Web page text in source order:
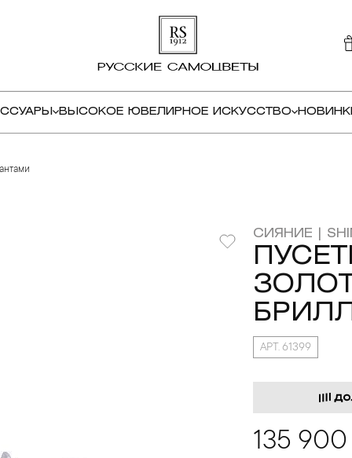
ВЫСОКОЕ ЮВЕЛИРНОЕ ИСКУССТВО
СИЯНИЕ |
АРТ. 61399
135